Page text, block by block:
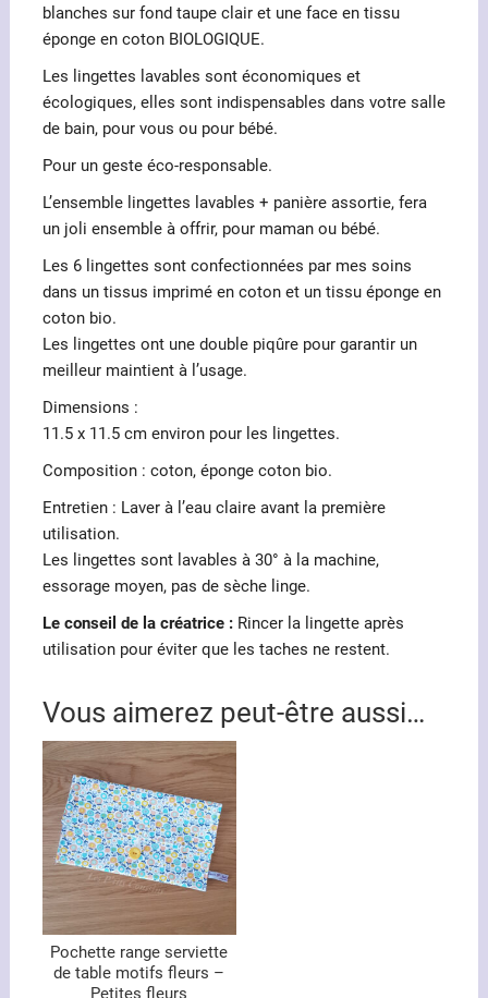
blanches sur fond taupe clair et une face en tissu
éponge en coton BIOLOGIQUE.
Les lingettes lavables sont économiques et
écologiques, elles sont indispensables dans votre salle
de bain, pour vous ou pour bébé.
Pour un geste éco-responsable.
L’ensemble lingettes lavables + panière assortie, fera
un joli ensemble à offrir, pour maman ou bébé.
Les 6 lingettes sont confectionnées par mes soins
dans un tissus imprimé en coton et un tissu éponge en
coton bio.
Les lingettes ont une double piqûre pour garantir un
meilleur maintient à l’usage.
Dimensions :
11.5 x 11.5 cm environ pour les lingettes.
Composition : coton, éponge coton bio.
Entretien : Laver à l’eau claire avant la première
utilisation.
Les lingettes sont lavables à 30° à la machine,
essorage moyen, pas de sèche linge.
Le conseil de la créatrice : Rincer la lingette après
utilisation pour éviter que les taches ne restent.
Vous aimerez peut-être aussi…
Pochette range serviette
de table motifs fleurs –